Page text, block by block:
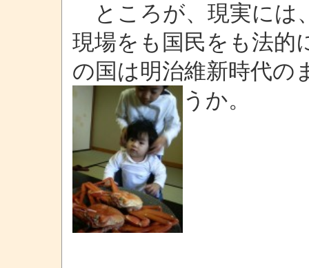
ところが、現実には
現場をも国民をも法的
の国は明治維新時代の
うか。